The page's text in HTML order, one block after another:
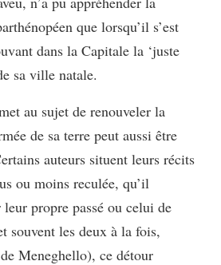
que lorsqu’il s’est
dans la Capitale la ‘juste
sa ville natale.
au sujet de renouveler la
de sa terre peut aussi être
auteurs situent leurs récits
ou moins reculée, qu’il
leur propre passé ou celui de
souvent les deux à la fois,
Meneghello), ce détour